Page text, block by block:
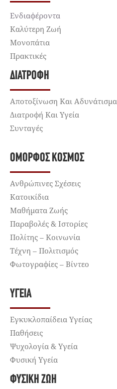
Ενδιαφέροντα
Καλύτερη Ζωή
Μονοπάτια
Πρακτικές
ΔΙΑΤΡΟΦΉ
Αποτοξίνωση Και Αδυνάτισμα
Διατροφή Και Υγεία
Συνταγές
ΌΜΟΡΦΟΣ ΚΌΣΜΟΣ
Ανθρώπινες Σχέσεις
Κατοικίδια
Μαθήματα Ζωής
Παραβολές & Ιστορίες
Πολίτης – Κοινωνία
Τέχνη – Πολιτισμός
Φωτογραφίες – Βίντεο
ΥΓΕΊΑ
Εγκυκλοπαίδεια Υγείας
Παθήσεις
Ψυχολογία & Υγεία
Φυσική Υγεία
ΦΥΣΙΚΉ ΖΩΉ